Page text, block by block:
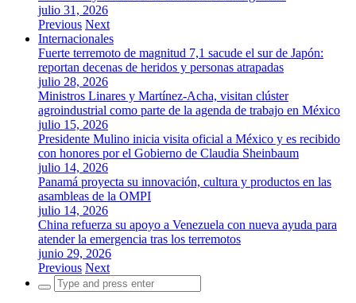
julio 31, 2026
Previous Next
Internacionales
Fuerte terremoto de magnitud 7,1 sacude el sur de Japón:
reportan decenas de heridos y personas atrapadas
julio 28, 2026
Ministros Linares y Martínez-Acha, visitan clúster
agroindustrial como parte de la agenda de trabajo en México
julio 15, 2026
Presidente Mulino inicia visita oficial a México y es recibido
con honores por el Gobierno de Claudia Sheinbaum
julio 14, 2026
Panamá proyecta su innovación, cultura y productos en las
asambleas de la OMPI
julio 14, 2026
China refuerza su apoyo a Venezuela con nueva ayuda para
atender la emergencia tras los terremotos
junio 29, 2026
Previous Next
Search
for: